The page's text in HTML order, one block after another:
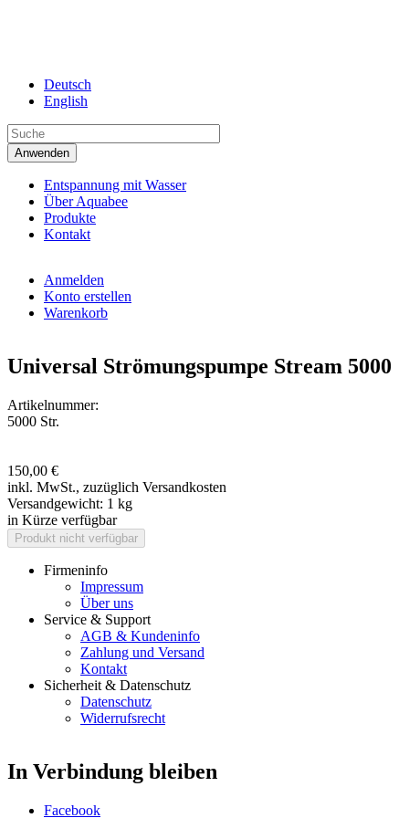
Deutsch
English
Entspannung mit Wasser
Über Aquabee
Produkte
Kontakt
Anmelden
Konto erstellen
Warenkorb
Universal Strömungspumpe Stream 5000
Artikelnummer:
5000 Str.
150,00 €
inkl. MwSt., zuzüglich Versandkosten
Versandgewicht: 1 kg
in Kürze verfügbar
Firmeninfo
Impressum
Über uns
Service & Support
AGB & Kundeninfo
Zahlung und Versand
Kontakt
Sicherheit & Datenschutz
Datenschutz
Widerrufsrecht
In Verbindung bleiben
Facebook